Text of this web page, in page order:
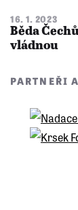
16. 1. 2023
Běda
vládnou
PARTNEŘI